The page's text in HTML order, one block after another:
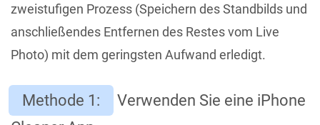
zweistufigen Prozess (Speichern des Standbilds und
anschließendes Entfernen des Restes vom Live
Photo) mit dem geringsten Aufwand erledigt.
Methode 1:
Verwenden Sie eine iPhone